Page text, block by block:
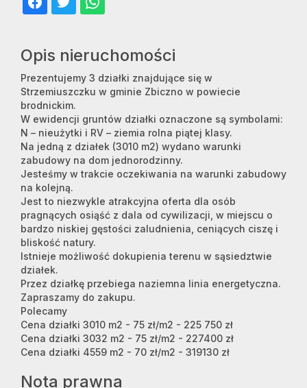
Opis nieruchomości
Prezentujemy 3 działki znajdujące się w
Strzemiuszczku w gminie Zbiczno w powiecie
brodnickim.
W ewidencji gruntów działki oznaczone są symbolami:
N – nieużytki i RV – ziemia rolna piątej klasy.
Na jedną z działek (3010 m2) wydano warunki
zabudowy na dom jednorodzinny.
Jesteśmy w trakcie oczekiwania na warunki zabudowy
na kolejną.
Jest to niezwykle atrakcyjna oferta dla osób
pragnących osiąść z dala od cywilizacji, w miejscu o
bardzo niskiej gęstości zaludnienia, ceniących ciszę i
bliskość natury.
Istnieje możliwość dokupienia terenu w sąsiedztwie
działek.
Przez działkę przebiega naziemna linia energetyczna.
Zapraszamy do zakupu.
Polecamy
Cena działki 3010 m2 - 75 zł/m2 - 225 750 zł
Cena działki 3032 m2 - 75 zł/m2 - 227400 zł
Cena działki 4559 m2 - 70 zł/m2 - 319130 zł
Nota prawna